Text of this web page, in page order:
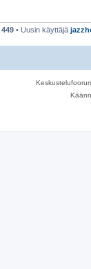
449 • Uusin käyttäjä